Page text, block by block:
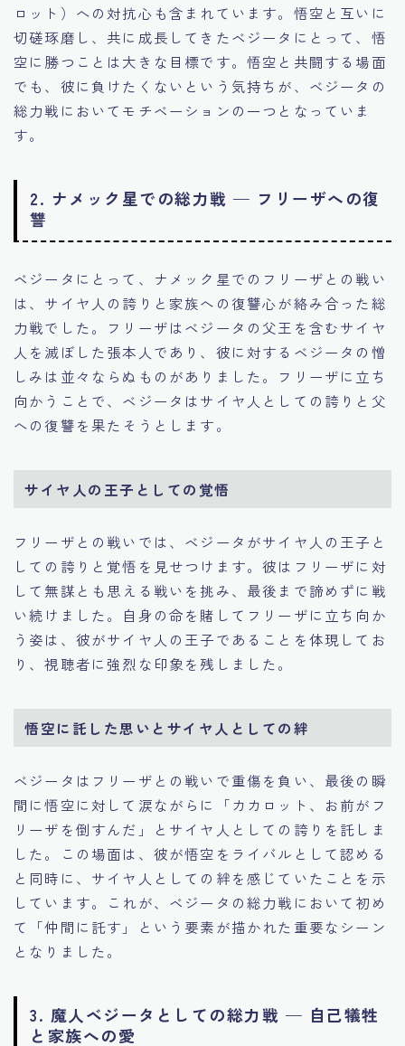
ロット）への対抗心も含まれています。悟空と互いに
切磋琢磨し、共に成長してきたベジータにとって、悟
空に勝つことは大きな目標です。悟空と共闘する場面
でも、彼に負けたくないという気持ちが、ベジータの
総力戦においてモチベーションの一つとなっていま
す。
2. ナメック星での総力戦 — フリーザへの復
讐
ベジータにとって、ナメック星でのフリーザとの戦い
は、サイヤ人の誇りと家族への復讐心が絡み合った総
力戦でした。フリーザはベジータの父王を含むサイヤ
人を滅ぼした張本人であり、彼に対するベジータの憎
しみは並々ならぬものがありました。フリーザに立ち
向かうことで、ベジータはサイヤ人としての誇りと父
への復讐を果たそうとします。
サイヤ人の王子としての覚悟
フリーザとの戦いでは、ベジータがサイヤ人の王子と
しての誇りと覚悟を見せつけます。彼はフリーザに対
して無謀とも思える戦いを挑み、最後まで諦めずに戦
い続けました。自身の命を賭してフリーザに立ち向か
う姿は、彼がサイヤ人の王子であることを体現してお
り、視聴者に強烈な印象を残しました。
悟空に託した思いとサイヤ人としての絆
ベジータはフリーザとの戦いで重傷を負い、最後の瞬
間に悟空に対して涙ながらに「カカロット、お前がフ
リーザを倒すんだ」とサイヤ人としての誇りを託しま
した。この場面は、彼が悟空をライバルとして認める
と同時に、サイヤ人としての絆を感じていたことを示
しています。これが、ベジータの総力戦において初め
て「仲間に託す」という要素が描かれた重要なシーン
となりました。
3. 魔人ベジータとしての総力戦 — 自己犠牲
と家族への愛